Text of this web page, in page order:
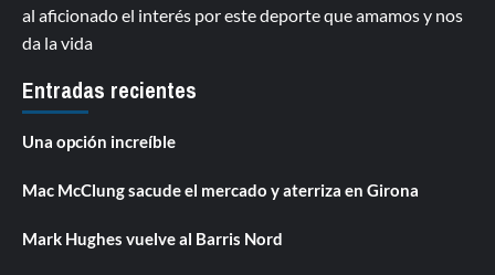
al aficionado el interés por este deporte que amamos y nos
da la vida
Entradas recientes
Una opción increíble
Mac McClung sacude el mercado y aterriza en Girona
Mark Hughes vuelve al Barris Nord